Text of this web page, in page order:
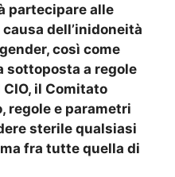
partecipare alle
dell’inidoneità
così come
sottoposta a regole
il Comitato
regole e parametri
sterile qualsiasi
fra tutte quella di